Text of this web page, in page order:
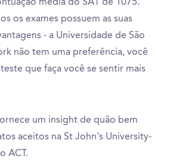
média do SAT de 1075.
os exames possuem as suas
- a Universidade de São
não tem uma preferência, você
que faça você se sentir mais
um insight de quão bem
aceitos na St John's University-
ACT.